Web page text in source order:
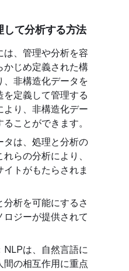
して分析する方法
、管理や分析を容
かじめ定義された構
非構造化データを
定義して管理する
より、非構造化デー
ことができます。
タは、処理と分析の
らの分析により、
トがもたらされま
析を可能にするさ
ロジーが提供されて
NLPは、自然言語に
間の相互作用に重点